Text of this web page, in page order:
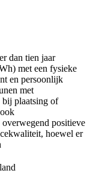
dan tien jaar
met een fysieke
en persoonlijk
met
bij plaatsing of
positieve
hoewel er